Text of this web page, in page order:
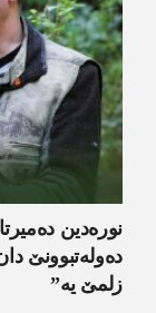
نورەدین
دەولەتبوونێ
زلمێ یە”